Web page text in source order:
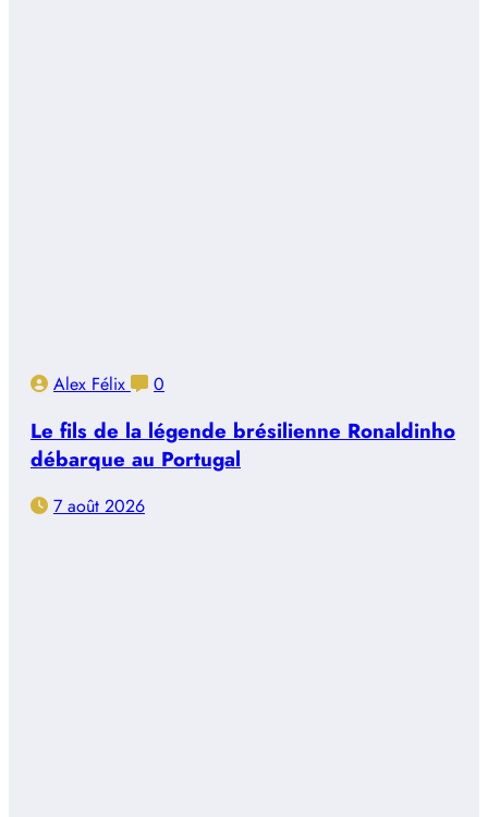
Alex Félix 0
Le fils de la légende brésilienne Ronaldinho
débarque au Portugal
7 août 2026